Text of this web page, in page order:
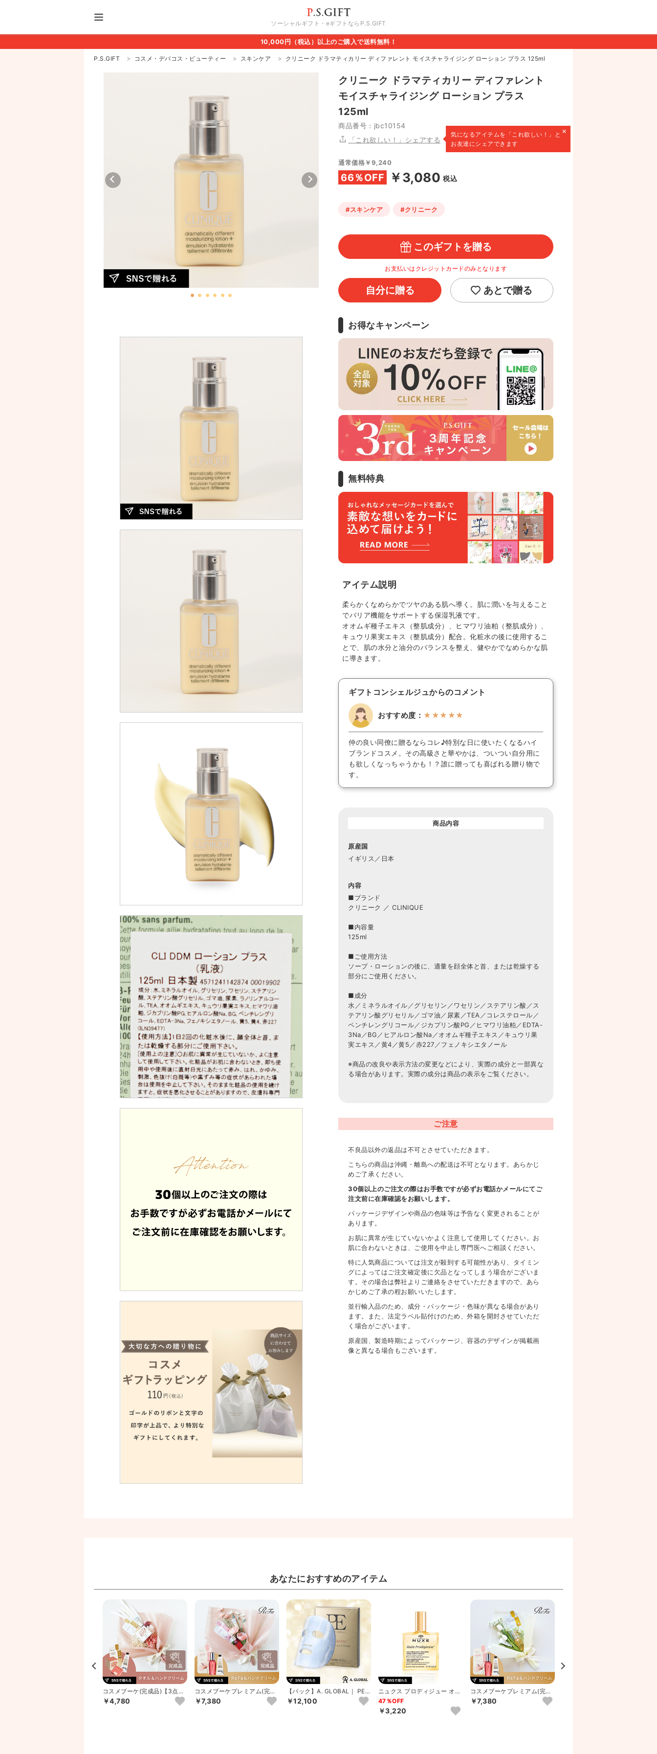
ソーシャルギフト・eギフトならP.S.GIFT
10,000円（税込）以上のご購入で送料無料！
P.S.GIFT コスメ・デパコス・ビューティー スキンケア クリニーク ドラマティカリー ディファレント モイスチャライジング ローション プラス 125ml
クリニーク ドラマティカリー ディファレント
モイスチャライジング ローション プラス
125ml
商品番号：jbc10154 ×
気になるアイテムを 「これ欲しい！」と
お友達にシェアできます
「これ欲しい！」シェアする
通常価格￥9,240
66％OFF ￥3,080 税込
#スキンケア #クリニーク
このギフトを贈る
お支払いはクレジットカードのみとなります
自分に贈る あとで贈る
お得なキャンペーン
無料特典
アイテム説明
柔らかくなめらかでツヤのある肌へ導く。肌に潤いを与えること
でバリア機能をサポートする保湿乳液です。
オオムギ種子エキス（整肌成分）、ヒマワリ油粕（整肌成分）、
キュウリ果実エキス（整肌成分）配合。化粧水の後に使用するこ
とで、肌の水分と油分のバランスを整え、健やかでなめらかな肌
に導きます。
ギフトコンシェルジュからのコメント
おすすめ度： ★★★★★
仲の良い同僚に贈るならコレ♪特別な日に使いたくなるハイ
ブランドコスメ。その高級さと華やかは、ついつい自分用に
も欲しくなっちゃうかも！？誰に贈っても喜ばれる贈り物で
す。
商品内容
原産国
イギリス／日本
内容
■ブランド
クリニーク ／ CLINIQUE
■内容量
125ml
■ご使用方法
ソープ・ローションの後に、適量を顔全体と首、または乾燥する
部分にご使用ください。
■成分
水／ミネラルオイル／グリセリン／ワセリン／ステアリン酸／ス
テアリン酸グリセリル／ゴマ油／尿素／TEA／コレステロール／
ペンチレングリコール／ジカプリン酸PG／ヒマワリ油粕／EDTA-
3Na／BG／ヒアルロン酸Na／オオムギ種子エキス／キュウリ果
実エキス／黄4／黄5／赤227／フェノキシエタノール
※商品の改良や表示方法の変更などにより、実際の成分と一部異な
る場合があります。実際の成分は商品の表示をご覧ください。
ご注意
不良品以外の返品は不可とさせていただきます。
こちらの商品は沖縄・離島への配送は不可となります。あらかじ
めご了承ください。
30個以上のご注文の際はお手数ですが必ずお電話かメールにてご
注文前に在庫確認をお願いします。
パッケージデザインや商品の色味等は予告なく変更されることが
あります。
お肌に異常が生じていないかよく注意して使用してください。お
肌に合わないときは、ご使用を中止し専門医へご相談ください。
特に人気商品については注文が殺到する可能性があり、タイミン
グによってはご注文確定後に欠品となってしまう場合がございま
す。その場合は弊社よりご連絡をさせていただきますので、あら
かじめご了承の程お願いいたします。
並行輸入品のため、成分・パッケージ・色味が異なる場合があり
ます。また、法定ラベル貼付けのため、外箱を開封させていただ
く場合がございます。
原産国、製造時期によってパッケージ、容器のデザインが掲載画
像と異なる場合もございます。
あなたにおすすめのアイテム
コスメブーケ(完成品)【3点】
テラコッタ
￥4,780
コスメブーケプレミアム(完成
品)【3点】ピンク
￥7,380
【パック】A. GLOBAL｜ PE
ザ クイーン ゴ...
￥12,100
ニュクス プロディジュー オイ
ル 100ml
47％OFF
￥3,220
コスメブーケプレミアム(完成
品)【3点】ホワイトチュー
リ...
￥7,380